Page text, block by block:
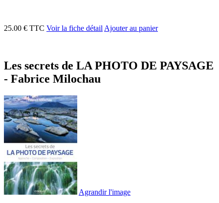
25.00 € TTC Voir la fiche détail Ajouter au panier
Les secrets de LA PHOTO DE PAYSAGE
- Fabrice Milochau
Agrandir l'image